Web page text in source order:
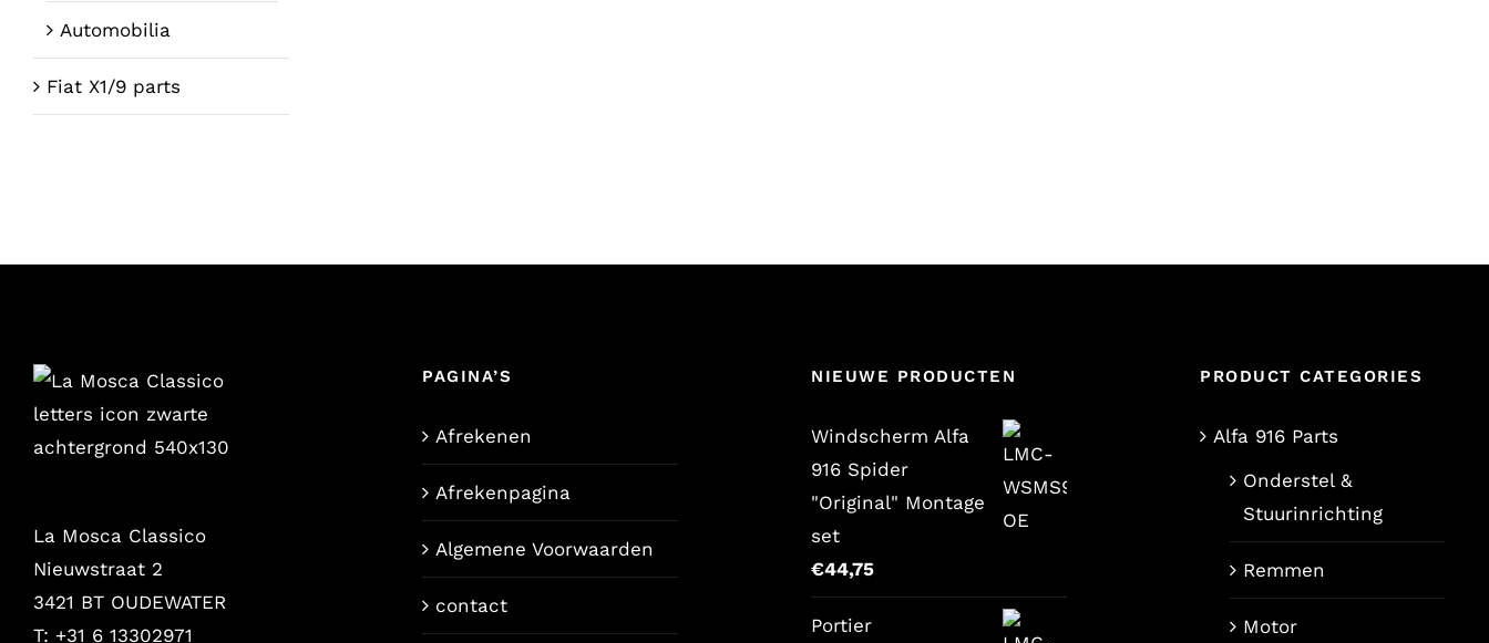
Automobilia
Fiat X1/9 parts
La Mosca Classico
Nieuwstraat 2
3421 BT OUDEWATER
T: +31 6 13302971
PAGINA’S
Afrekenen
Afrekenpagina
Algemene Voorwaarden
contact
NIEUWE PRODUCTEN
Windscherm Alfa
916 Spider
"Original" Montage
set
€44,75
Portier
PRODUCT CATEGORIES
Alfa 916 Parts
Onderstel &
Stuurinrichting
Remmen
Motor